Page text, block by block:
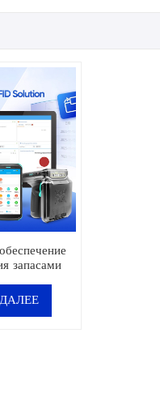
запасами
решение
склада.